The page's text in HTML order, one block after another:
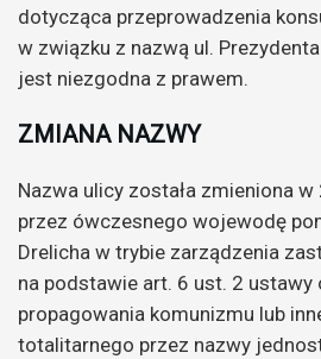
dotycząca przeprowadzenia
w związku z nazwą ul.
jest niezgodna z prawem.
ZMIANA NAZWY
Nazwa ulicy została zmieniona w
przez ówczesnego wojewodę
Drelicha w trybie zarządzenia
na podstawie art. 6 ust. 2 ustawy
propagowania komunizmu lub
totalitarnego przez nazwy